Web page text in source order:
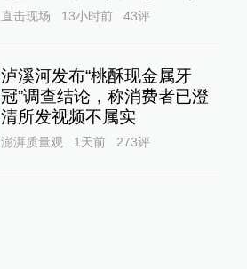
直击现场 13小时前 43评
泸溪河发布“桃酥现金属牙
冠”调查结论，称消费者已澄
清所发视频不属实
澎湃质量观 1天前 273评